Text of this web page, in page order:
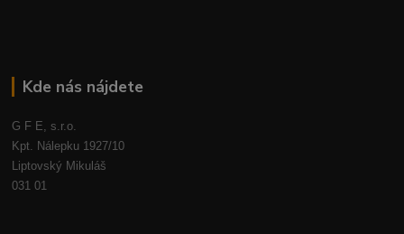
Kde nás nájdete
G F E, s.r.o.
Kpt. Nálepku 1927/10
Liptovský Mikuláš
031 01